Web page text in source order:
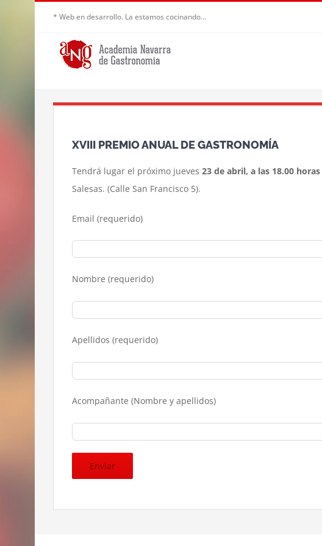
* Web en desarrollo. La estamos cocinando...
XVIII PREMIO ANUAL DE GASTRONOMÍA
Tendrá lugar el próximo jueves 23 de abril, a las 18.00 horas
Salesas. (Calle San Francisco 5).
Email (requerido)
Nombre (requerido)
Apellidos (requerido)
Acompañante (Nombre y apellidos)